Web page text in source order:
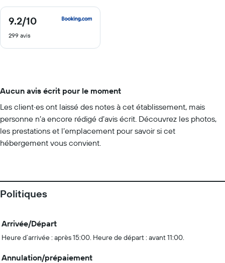
9.2/10
9.2
10
299 avis
Aucun avis écrit pour le moment
Les client·es ont laissé des notes à cet établissement, mais
personne n’a encore rédigé d’avis écrit. Découvrez les photos,
les prestations et l’emplacement pour savoir si cet
hébergement vous convient.
Politiques
Arrivée/Départ
Heure d’arrivée : après 15:00. Heure de départ : avant 11:00.
Annulation/prépaiement